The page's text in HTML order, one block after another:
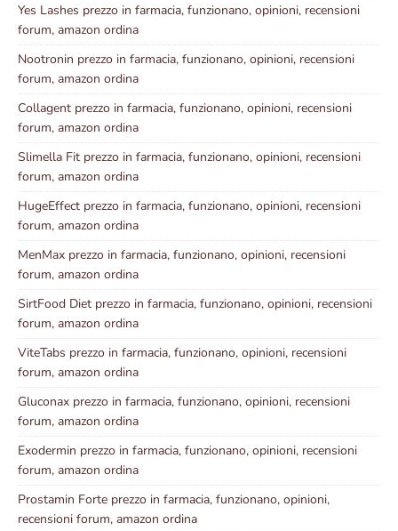
Yes Lashes prezzo in farmacia, funzionano, opinioni, recensioni
forum, amazon ordina
Nootronin prezzo in farmacia, funzionano, opinioni, recensioni
forum, amazon ordina
Collagent prezzo in farmacia, funzionano, opinioni, recensioni
forum, amazon ordina
Slimella Fit prezzo in farmacia, funzionano, opinioni, recensioni
forum, amazon ordina
HugeEffect prezzo in farmacia, funzionano, opinioni, recensioni
forum, amazon ordina
MenMax prezzo in farmacia, funzionano, opinioni, recensioni
forum, amazon ordina
SirtFood Diet prezzo in farmacia, funzionano, opinioni, recensioni
forum, amazon ordina
ViteTabs prezzo in farmacia, funzionano, opinioni, recensioni
forum, amazon ordina
Gluconax prezzo in farmacia, funzionano, opinioni, recensioni
forum, amazon ordina
Exodermin prezzo in farmacia, funzionano, opinioni, recensioni
forum, amazon ordina
Prostamin Forte prezzo in farmacia, funzionano, opinioni,
recensioni forum, amazon ordina